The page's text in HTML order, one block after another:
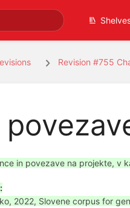
Revision #755
in povezave na projekte, v
2022, Slovene corpus for